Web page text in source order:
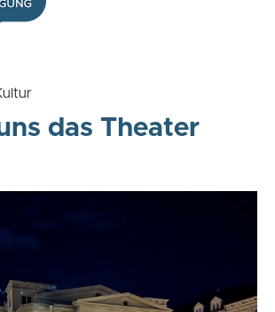
das Theater